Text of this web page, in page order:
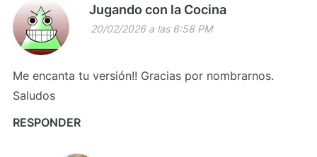
Jugando con la Cocina
20/02/2026 a las 6:58 PM
Me encanta tu versión!! Gracias por nombrarnos.
Saludos
RESPONDER